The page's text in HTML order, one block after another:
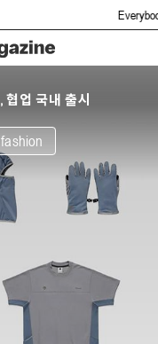
Everybody
협업 국내 출시
fashion